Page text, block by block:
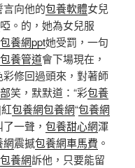
言向他的包養軟體女兒
啞。的，她為女兒服
包養網ppt她受罰，一句
包養管道會下場現在，
彩修回過頭來，對著師
笑，默默道：“彩包養
包養網包養網“包養網
一聲， 包養甜心網渾
網震撼包養網車馬費 。
包養網訴他，只要能留